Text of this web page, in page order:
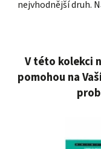
nejvhodnější druh.
V této kolekci
pomohou na